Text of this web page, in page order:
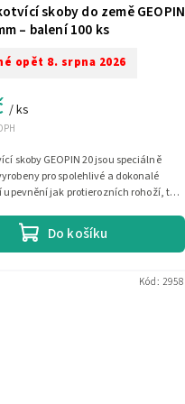
skoby do země GEOPIN
– balení 100 ks
opět 8. srpna 2026
/ ks
Do košíku
skoby GEOPIN 20 jsou speciálně
pro spolehlivé a dokonalé
upevnění jak protierozních rohoží, tak
Kód: 2958